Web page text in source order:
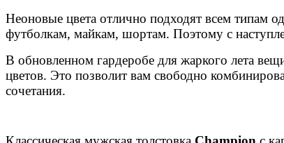
Неоновые цвета отлично подходят всем типам
футболкам, майкам, шортам. Поэтому с
В обновленном гардеробе для жаркого лета
цветов. Это позволит вам свободно
сочетания.